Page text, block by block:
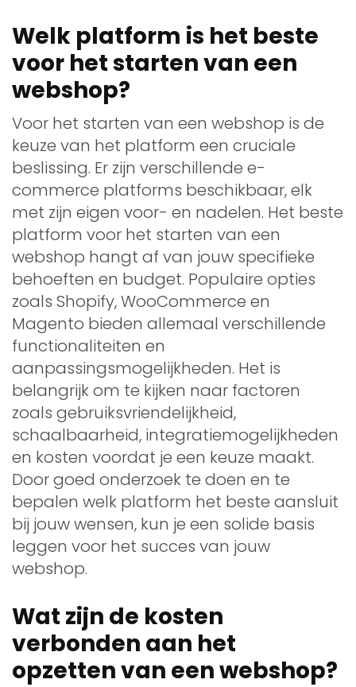
Welk platform is het beste
voor het starten van een
webshop?
Voor het starten van een webshop is de
keuze van het platform een cruciale
beslissing. Er zijn verschillende e-
commerce platforms beschikbaar, elk
met zijn eigen voor- en nadelen. Het beste
platform voor het starten van een
webshop hangt af van jouw specifieke
behoeften en budget. Populaire opties
zoals Shopify, WooCommerce en
Magento bieden allemaal verschillende
functionaliteiten en
aanpassingsmogelijkheden. Het is
belangrijk om te kijken naar factoren
zoals gebruiksvriendelijkheid,
schaalbaarheid, integratiemogelijkheden
en kosten voordat je een keuze maakt.
Door goed onderzoek te doen en te
bepalen welk platform het beste aansluit
bij jouw wensen, kun je een solide basis
leggen voor het succes van jouw
webshop.
Wat zijn de kosten
verbonden aan het
opzetten van een webshop?